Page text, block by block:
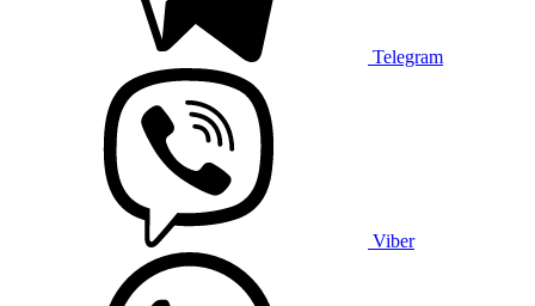
Telegram
Viber